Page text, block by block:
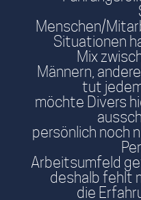
Menschen/
Situationen
Mix
Männern,
tut
möchte Divers
persönlich noch
Arbeitsumfeld
deshalb fehlt
die